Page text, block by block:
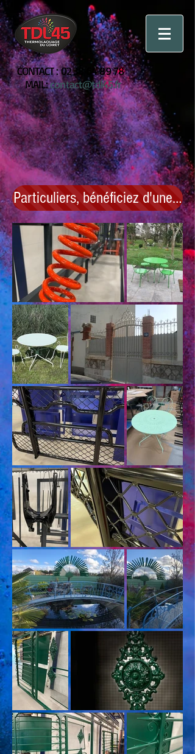
CONTACT :02 38 64 89 78
MAIL:contact@tdl45.fr